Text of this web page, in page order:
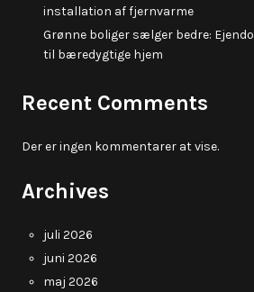
installation af fjernvarme
Grønne boliger sælger bedre:
til bæredygtige hjem
Recent Comments
Der er ingen kommentarer at vise.
Archives
juli 2026
juni 2026
maj 2026